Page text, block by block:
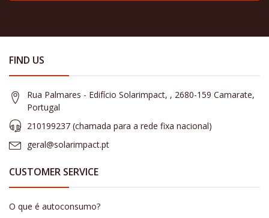
FIND US
Rua Palmares - Edifício Solarimpact, , 2680-159 Camarate,
Portugal
210199237 (​chamada para a rede fixa nacional)
geral@solarimpact.pt
CUSTOMER SERVICE
O que é autoconsumo?